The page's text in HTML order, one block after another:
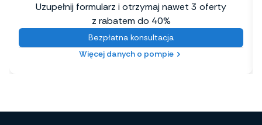
Uzupełnij formularz i otrzymaj nawet 3 oferty
z rabatem do 40%
Bezpłatna konsultacja
Więcej danych o pompie